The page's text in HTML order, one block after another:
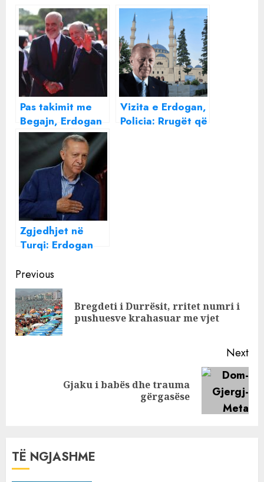
Pas takimit me
Begajn, Erdogan
pritet nga Edi
Rama!
Vizita e Erdogan,
Policia: Rrugët që
Zgjedhjet në
Turqi: Erdogan
konfirmohet si
President
Continue
Reading
Previous
Bregdeti i Durrësit, rritet numri i
pushuesve krahasuar me vjet
Next
Gjaku i babës dhe trauma
gërgasëse
TË NGJASHME